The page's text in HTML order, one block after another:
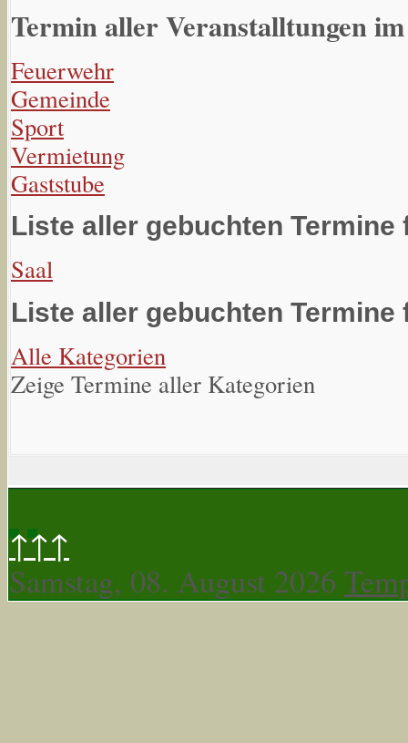
Termin aller Veranstalltungen
Feuerwehr
Gemeinde
Sport
Vermietung
Gaststube
Liste aller gebuchten
Saal
Liste aller gebuchten Termine
Alle Kategorien
Zeige Termine aller Kategorien
↑↑↑
Samstag, 08. August 2026